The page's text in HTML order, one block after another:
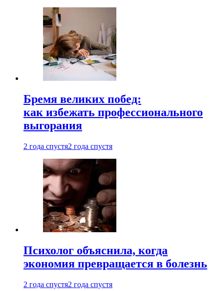
Бремя великих побед:
как избежать профессионального
выгорания
2 года спустя2 года спустя
Психолог объяснила, когда
экономия превращается в болезнь
2 года спустя2 года спустя